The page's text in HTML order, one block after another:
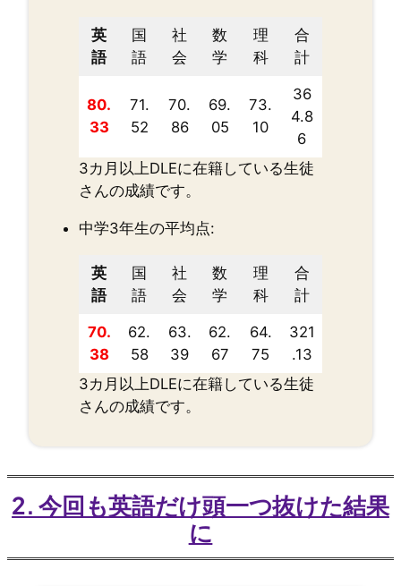
英
語
国
語
社
会
数
学
理
科
合
計
80.
33
71.
52
70.
86
69.
05
73.
10
36
4.8
6
3カ月以上DLEに在籍している生徒
さんの成績です。
中学3年生の平均点:
英
語
国
語
社
会
数
学
理
科
合
計
70.
38
62.
58
63.
39
62.
67
64.
75
321
.13
3カ月以上DLEに在籍している生徒
さんの成績です。
2. 今回も英語だけ頭一つ抜けた結果
に